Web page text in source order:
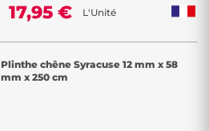
17,95 € L'Unité
Plinthe chêne Syracuse 12 mm x 58
mm x 250 cm